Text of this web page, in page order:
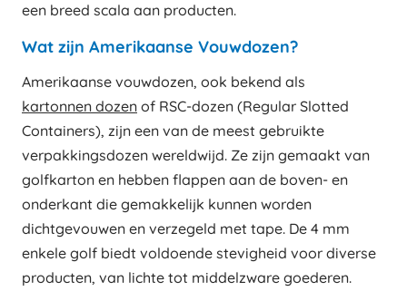
een breed scala aan producten.
Wat zijn Amerikaanse Vouwdozen?
Amerikaanse vouwdozen, ook bekend als
kartonnen dozen of RSC-dozen (Regular Slotted
Containers), zijn een van de meest gebruikte
verpakkingsdozen wereldwijd. Ze zijn gemaakt van
golfkarton en hebben flappen aan de boven- en
onderkant die gemakkelijk kunnen worden
dichtgevouwen en verzegeld met tape. De 4 mm
enkele golf biedt voldoende stevigheid voor diverse
producten, van lichte tot middelzware goederen.